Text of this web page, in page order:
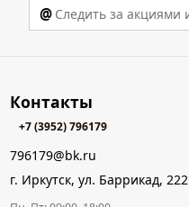
@
Контакты
+7 (3952) 796179
796179@bk.ru
г. Иркутск, ул. Баррикад, 222